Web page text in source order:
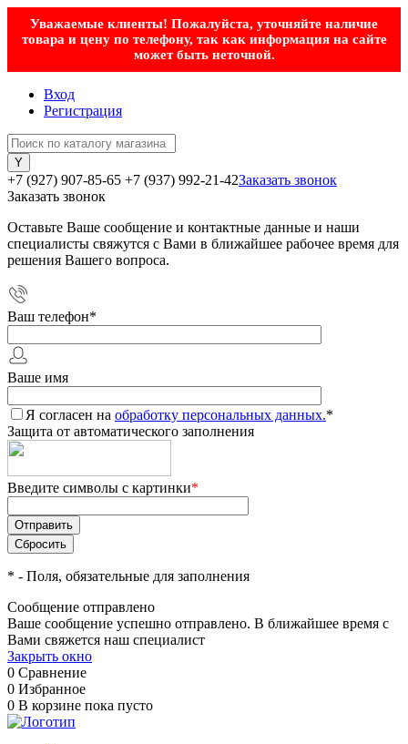
Уважаемые клиенты! Пожалуйста, уточняйте наличие
товара и цену по телефону, так как информация на сайте
может быть неточной.
Вход
Регистрация
+7 (927) 907-85-65 +7 (937) 992-21-42Заказать звонок
Заказать звонок
Оставьте Ваше сообщение и контактные данные и наши
специалисты свяжутся с Вами в ближайшее рабочее время для
решения Вашего вопроса.
Ваш телефон*
Ваше имя
Я согласен на обработку персональных данных.*
Защита от автоматического заполнения
Введите символы с картинки*
* - Поля, обязательные для заполнения
Сообщение отправлено
Ваше сообщение успешно отправлено. В ближайшее время с
Вами свяжется наш специалист
Закрыть окно
0 Сравнение
0 Избранное
0 В корзине пока пусто